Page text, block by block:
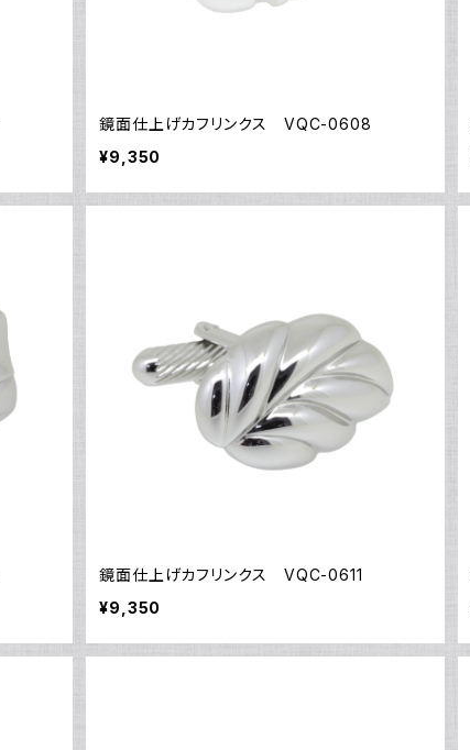
鏡面仕上げカフリンクス VQC-0608
¥9,350
鏡面仕上げカフリンクス VQC-0611
¥9,350